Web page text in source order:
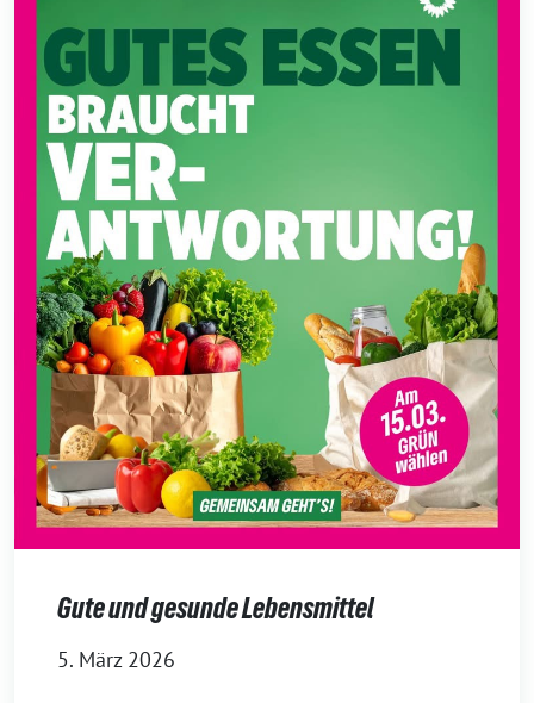
Gute und gesunde Lebensmittel
5. März 2026